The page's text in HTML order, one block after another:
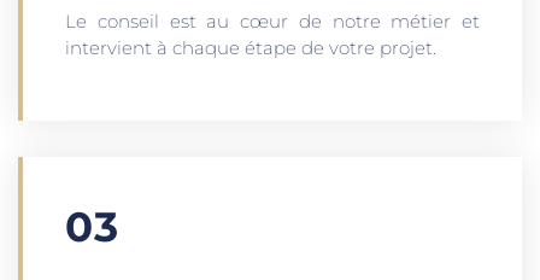
Le conseil est au cœur de notre métier et
intervient à chaque étape de votre projet.
03